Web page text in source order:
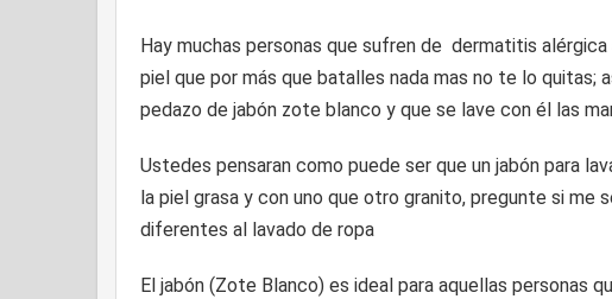
Hay muchas personas que sufren de dermatitis
piel que por más que batalles nada mas no te lo
pedazo de jabón zote blanco y que se lave con él las
Ustedes pensaran como puede ser que un jabón para
la piel grasa y con uno que otro granito, pregunte si me
diferentes al lavado de ropa
El jabón (Zote Blanco) es ideal para aquellas personas